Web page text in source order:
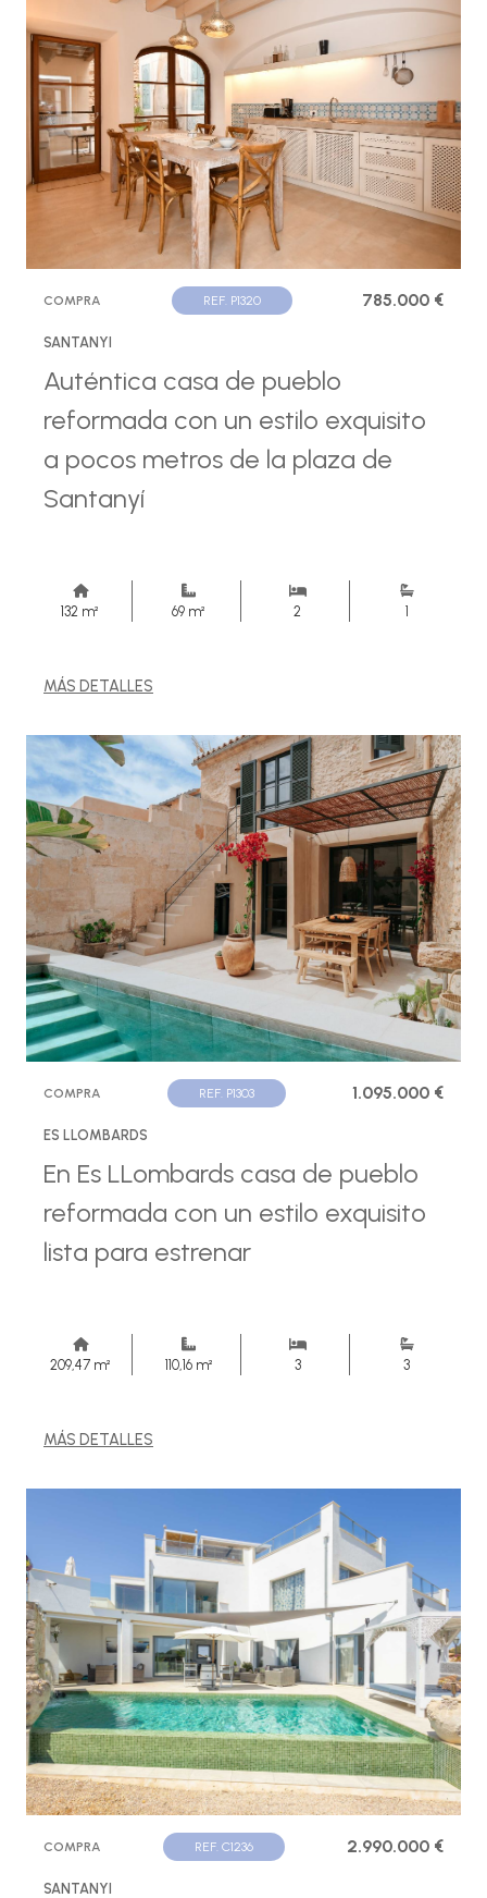
COMPRA REF. P1320 785.000 €
SANTANYI
Auténtica casa de pueblo
reformada con un estilo exquisito
a pocos metros de la plaza de
Santanyí
132 m² 69 m² 2 1
MÁS DETALLES
COMPRA REF. P1303 1.095.000 €
ES LLOMBARDS
En Es LLombards casa de pueblo
reformada con un estilo exquisito
lista para estrenar
209,47 m² 110,16 m² 3 3
MÁS DETALLES
COMPRA REF. C1236 2.990.000 €
SANTANYI